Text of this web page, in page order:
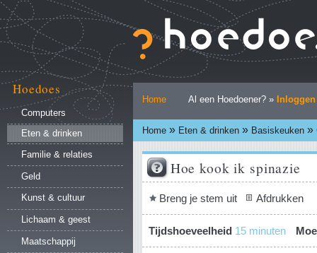
naar
inhoud.
Ga
naar
navigatie
Persoonlijke
hulpmiddelen
Home Al een Hoedoener? » Inloggen
Home » Eten & drinken » Basiskeuken »
Hoedoes
Computers
Eten & drinken
Familie & relaties
Geld
Kunst & cultuur
Lichaam & geest
Maatschappij
Hoe kook ik spinazie
Document
Breng je stem uit Afdrukken
Tijdshoeveelheid 15 minuten